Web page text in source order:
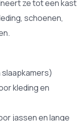
ze tot een kast
schoenen,
slaapkamers)
kleding en
jassen en lange